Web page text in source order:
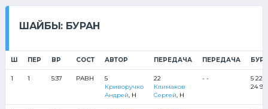
ШАЙБЫ: БУРАН
Ш ПЕР ВР СОСТ АВТОР ПЕРЕДАЧА ПЕРЕДАЧА
1 1 5:37 РАВН
5
Криворучко
Андрей , Н
22
Климаков
Сергей , Н
- -
5 22
24 96